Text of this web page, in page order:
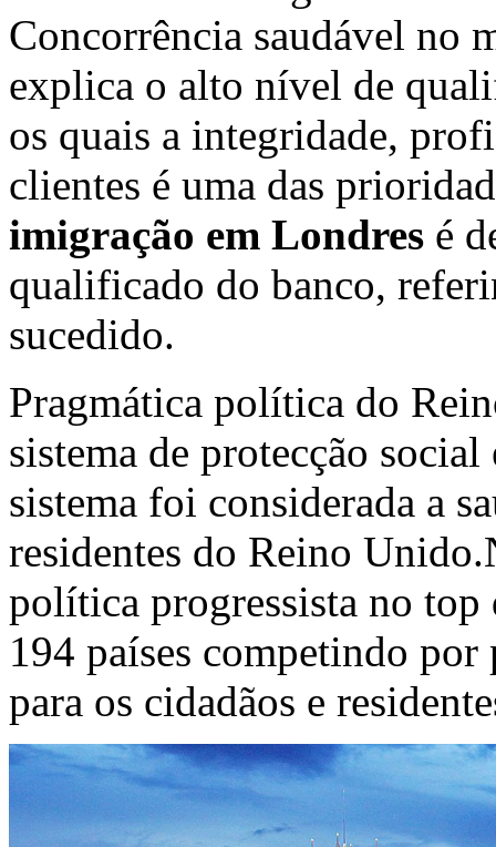
Concorrência saudável no
explica o alto nível de
os quais a integridade,
clientes é uma das
imigração em Londres é
qualificado do banco,
sucedido.
Pragmática política do
sistema de protecção
sistema foi considerada a
residentes do Reino
política progressista no
194 países competindo
para os cidadãos e